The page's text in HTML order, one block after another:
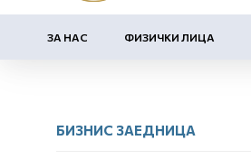
ЗА НАС ФИЗИЧКИ ЛИЦА
БИЗНИС ЗАЕДНИЦА